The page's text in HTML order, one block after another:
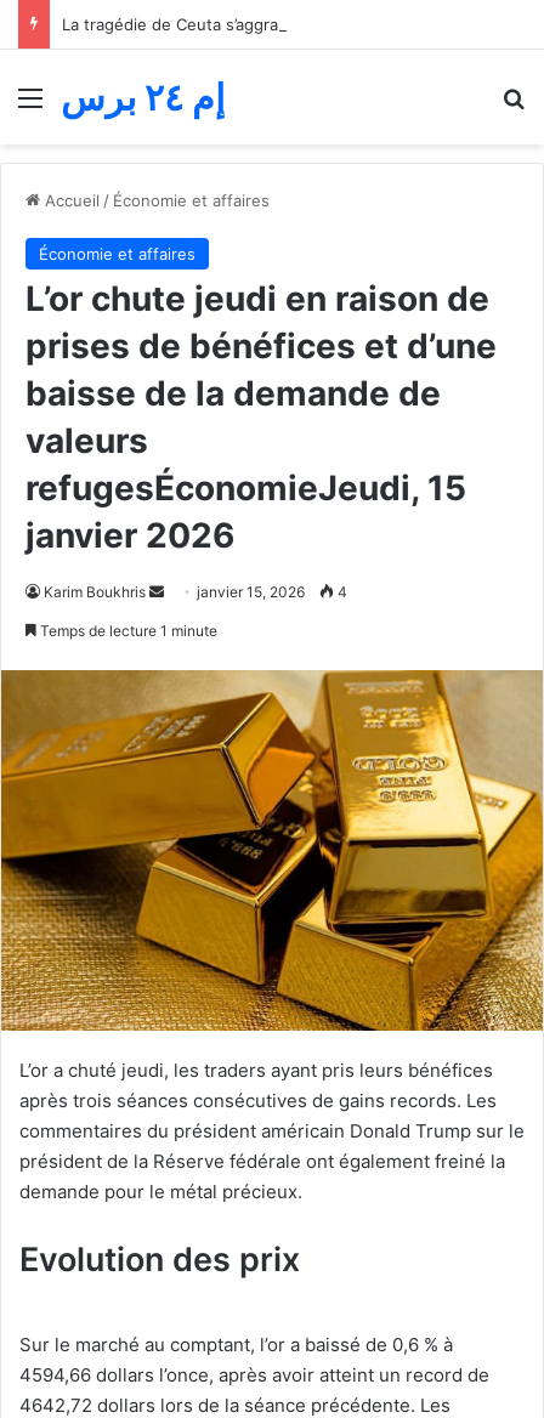
Menu إم ٢٤ برس
Accueil / Économie et affaires
Économie et affaires
L’or chute jeudi en raison de
prises de bénéfices et d’une
baisse de la demande de
valeurs
refugesÉconomieJeudi, 15
janvier 2026
Karim Boukhris
Envoyerjanvier 15, 2026 4
Temps de lecture 1 minute
L’or a chuté jeudi, les traders ayant pris leurs bénéfices
après trois séances consécutives de gains records. Les
commentaires du président américain Donald Trump sur le
président de la Réserve fédérale ont également freiné la
demande pour le métal précieux.
Evolution des prix
Sur le marché au comptant, l’or a baissé de 0,6 % à
4594,66 dollars l’once, après avoir atteint un record de
4642,72 dollars lors de la séance précédente. Les